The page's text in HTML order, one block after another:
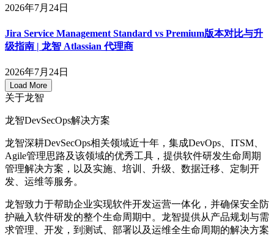
2026年7月24日
Jira Service Management Standard vs Premium版本对比与升
级指南 | 龙智 Atlassian 代理商
2026年7月24日
Load More
关于龙智
龙智DevSecOps解决方案
龙智深耕DevSecOps相关领域近十年，集成DevOps、ITSM、
Agile管理思路及该领域的优秀工具，提供软件研发生命周期
管理解决方案，以及实施、培训、升级、数据迁移、定制开
发、运维等服务。
龙智致力于帮助企业实现软件开发运营一体化，并确保安全防
护融入软件研发的整个生命周期中。龙智提供从产品规划与需
求管理、开发，到测试、部署以及运维全生命周期的解决方案